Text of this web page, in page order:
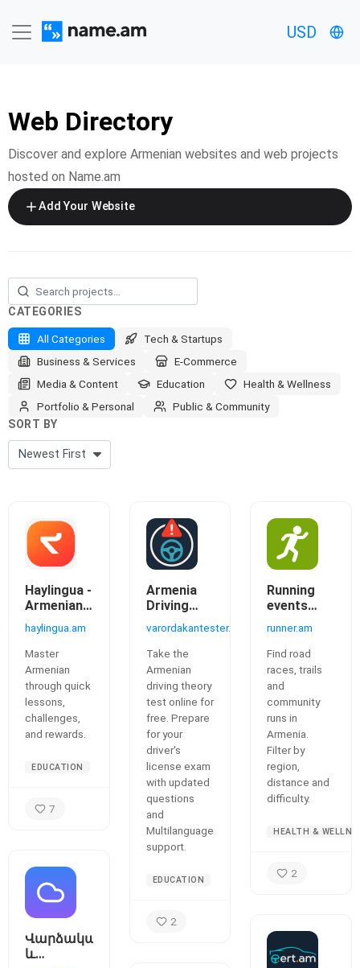
USD
Web Directory
Discover and explore Armenian websites and web projects
hosted on Name.am
Add Your Website
CATEGORIES
All Categories
Tech & Startups
Business & Services
E-Commerce
Media & Content
Education
Health & Wellness
Portfolio & Personal
Public & Community
SORT BY
Haylingua -
Armenian
language
Gamified
haylingua.am
Master
Armenian
through quick
lessons,
challenges,
and rewards.
EDUCATION
7
Վարձակալության
և
Armenia
Driving
Theory
Test - Free
Online
Practice
varordakantester.am
Take the
Armenian
driving theory
test online for
free. Prepare
for your
driver's
license exam
with updated
questions
and
Multilanguage
support.
EDUCATION
2
Running
events
Armenia
runner.am
Find road
races, trails
and
community
runs in
Armenia.
Filter by
region,
distance and
difficulty.
HEALTH &
2